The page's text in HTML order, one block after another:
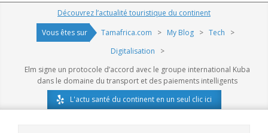
Navigation
Découvrez l’actualité touristique du continent
Vous êtes sur
Tamafrica.com > My Blog > Tech
>
Digitalisation
>
Elm signe un protocole d’accord avec le groupe international Kuba
dans le domaine du transport et des paiements intelligents
L'actu santé du continent en un seul clic ici